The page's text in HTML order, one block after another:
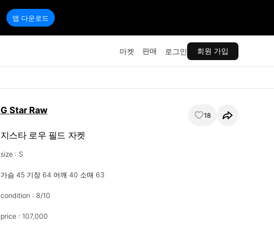
앱 다운로드
마켓 판매 로그인 회원 가입
G Star Raw 18
지스타 로우 필드 자켓
size : S
가슴 45 기장 64 어깨 40 소매 63
condition : 8/10
price : 107,000